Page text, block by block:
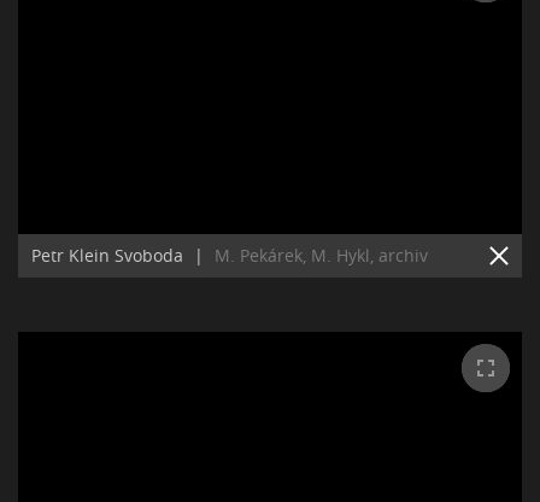
Petr Klein Svoboda | M. Pekárek, M. Hykl, archiv